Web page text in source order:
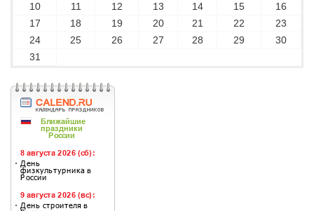
10
11 12 13 14 15
16
17
18 19 20 21 22
23
24
25 26 27 28 29
30
31